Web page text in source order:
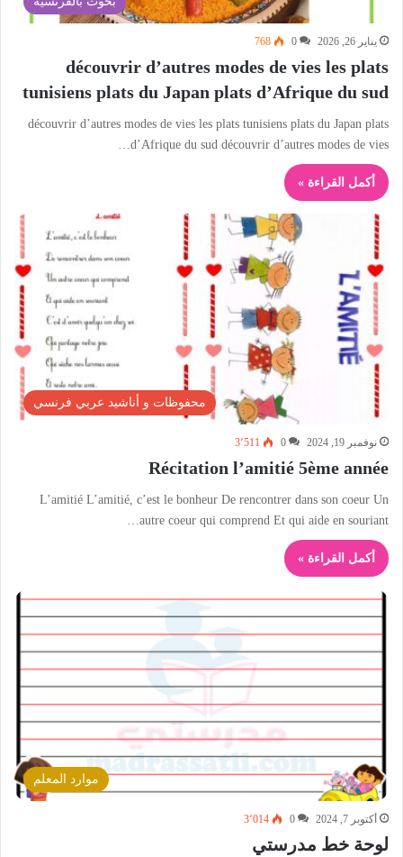
يناير 26, 2026 0
768
découvrir d’autres modes de vies les plats
tunisiens plats du Japan plats d’Afrique du sud
découvrir d’autres modes de vies les plats tunisiens plats du Japan plats
d’Afrique du sud découvrir d’autres modes de vies…
أكمل القراءة »
محفوظات و أناشيد عربي فرنسي
نوفمبر 19, 2024 0 3٬511
Récitation l’amitié 5ème année
L’amitié L’amitié, c’est le bonheur De rencontrer dans son coeur Un
autre coeur qui comprend Et qui aide en souriant…
أكمل القراءة »
موارد المعلم
أكتوبر 7, 2024 0 3٬014
لوحة خط مدرستي